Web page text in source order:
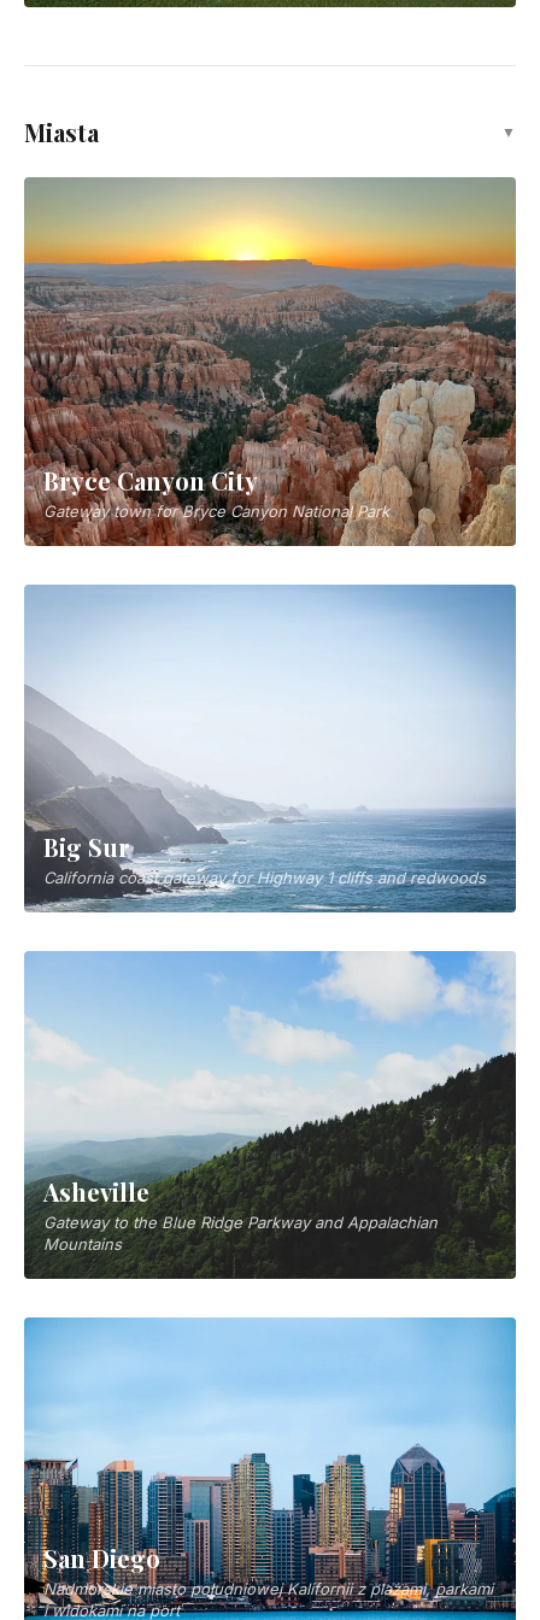
Miasta ▼
Bryce Canyon City
Gateway town for Bryce Canyon National Park
Big Sur
California coast gateway for Highway 1 cliffs and redwoods
Asheville
Gateway to the Blue Ridge Parkway and Appalachian
Mountains
San Diego
Nadmorskie miasto południowej Kalifornii z plażami, parkami
i widokami na port